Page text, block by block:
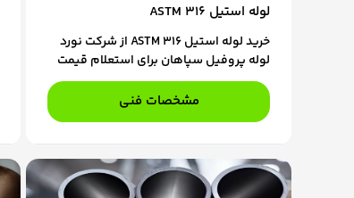
لوله استیل ASTM 316
خرید لوله استیل ASTM 316 از شرکت نورد
لوله پروفیل سپاهان برای استعلام قیمت
و ثبت سفارش، با کارشناسان فروش ما در
تماس باشید.
مشخصات فنی